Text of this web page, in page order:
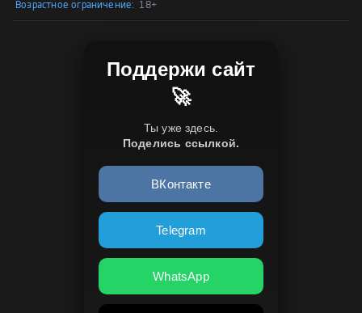
Возрастное ограничение: 18+
Поддержи сайт
🚀
Ты уже здесь.
Поделись ссылкой.
ВКонтакте
Telegram
WhatsApp